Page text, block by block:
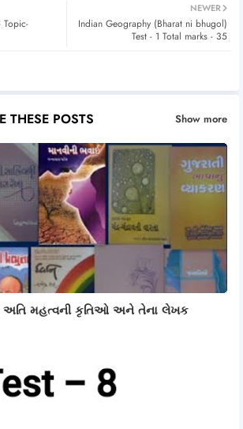
atsa
NEWER
Indian Geography (Bharat ni bhugol)
Test - 1 Total marks - 35
Topic-
THESE POSTS Show more
અતિ મહત્વની કૃતિઓ અને તેના લેખક